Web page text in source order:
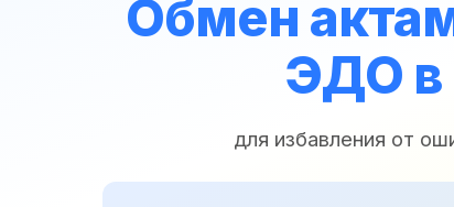
Обмен
ЭДО в
для избавления от